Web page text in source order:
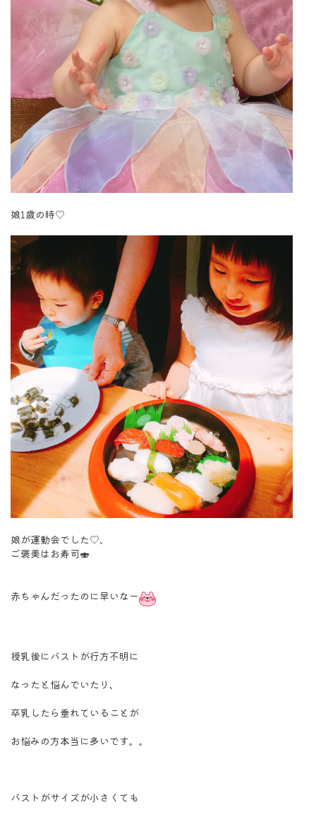
娘1歳の時♡
娘が運動会でした♡、
ご褒美はお寿司🍣
赤ちゃんだったのに早いなー
授乳後にバストが行方不明に
なったと悩んでいたり、
卒乳したら垂れていることが
お悩みの方本当に多いです。。
バストがサイズが小さくても